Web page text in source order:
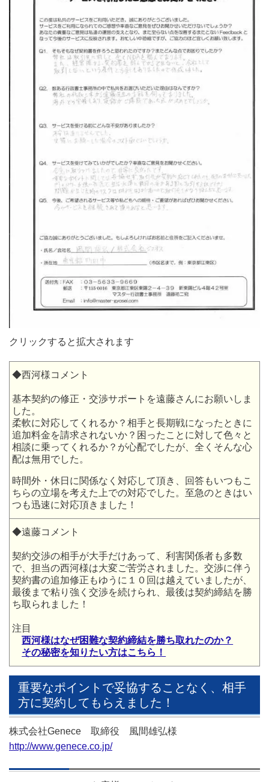
クリックすると拡大されます
◆西河様コメント
基本契約の修正・交渉サポートを遠藤さんにお願いしま
した。
柔軟に対応してくれるか？相手と長期戦になったときに
追加料金を請求されないか？困ったことに対して色々と
相談に乗ってくれるか？が心配でしたが、全くそんな心
配は無用でした。
時間外・休日に関係なく対応して頂き、回答もいつもこ
ちらの立場を考えた上での対応でした。至急のときはい
つも迅速に対応頂きました！
◆遠藤コメント
契約交渉の相手が大手だけあって、利害関係者も多数
で、担当の西河様は大変ご苦労されました。交渉に伴う
契約書の追加修正もゆうに１０回は越えていましたが、
最後まで粘り強く交渉を続けられ、最後は契約締結を勝
ち取られました！
注目
西河様はなぜ困難な契約締結を勝ち取れたのか？
その秘密を知りたい方はこちら！
重要なポイントで妥協することなく、相手
方に契約してもらえました！
株式会社Genece 取締役 風間雄弘様
http://www.genece.co.jp/